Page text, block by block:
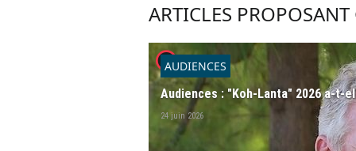
ARTICLES
player2AUDIENCES
Audiences : "Koh-Lanta" 2026 a-t-
24 juin 2026